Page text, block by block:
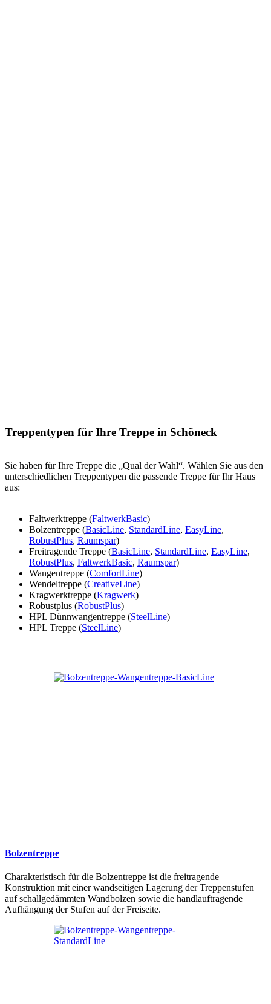
Treppentypen für Ihre Treppe in Schöneck
Sie haben für Ihre Treppe die „Qual der Wahl“. Wählen Sie aus den
unterschiedlichen Treppentypen die passende Treppe für Ihr Haus
aus:
Faltwerktreppe (FaltwerkBasic)
Bolzentreppe (BasicLine, StandardLine, EasyLine,
RobustPlus, Raumspar)
Freitragende Treppe (BasicLine, StandardLine, EasyLine,
RobustPlus, FaltwerkBasic, Raumspar)
Wangentreppe (ComfortLine)
Wendeltreppe (CreativeLine)
Kragwerktreppe (Kragwerk)
Robustplus (RobustPlus)
HPL Dünnwangentreppe (SteelLine)
HPL Treppe (SteelLine)
Bolzentreppe
Charakteristisch für die Bolzentreppe ist die freitragende
Konstruktion mit einer wandseitigen Lagerung der Treppenstufen
auf schallgedämmten Wandbolzen sowie die handlauftragende
Aufhängung der Stufen auf der Freiseite.